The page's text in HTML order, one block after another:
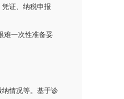
证、纳税申报
难一次性准备妥
情况等。基于诊